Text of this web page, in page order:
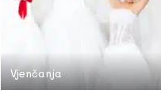
Vjenčanja